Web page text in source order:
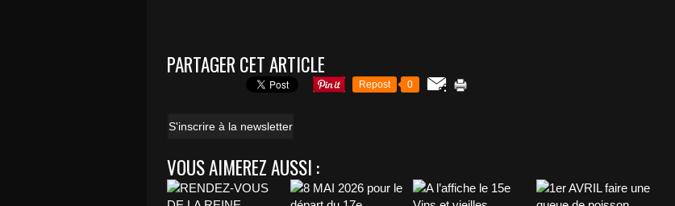
PARTAGER CET ARTICLE
Repost 0
S'inscrire à la newsletter
VOUS AIMEREZ AUSSI :